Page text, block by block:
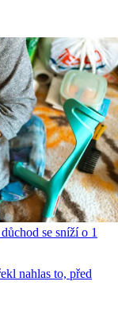
se sníží o 1
nahlas to, před